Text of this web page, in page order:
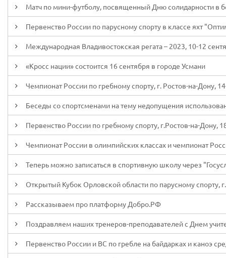
Матч по мини-футболу, посвященный Дню солидарности в
Первенство России по парусному спорту в классе яхт
Международная Владивостокская регата – 2023, 10-12
«Кросс нации» состоится 16 сентября в городе Усмани
Чемпионат России по гребному спорту, г. Ростов-на-Дону,
Беседы со спортсменами на тему недопущения
Первенство России по гребному спорту, г.Ростов-на-Дону,
Чемпионат России в олимпийских классах и чемпионат
Теперь можно записаться в спортивную школу через
Открытый Кубок Орловской области по парусному спорту,
Рассказываем про платформу Добро.РФ
Поздравляем наших тренеров-преподавателей с Днем
Первенство России и ВС по гребле на байдарках и каноэ